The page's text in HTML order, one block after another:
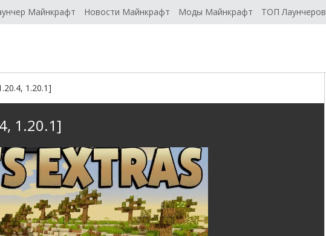
Майнкрафт Новости Майнкрафт Моды Майнкрафт ТОП Лаунчеров
1.20.1]
1.20.1]